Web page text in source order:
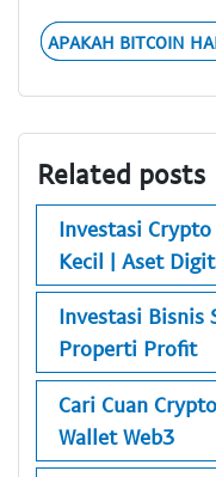
APAKAH BITCOIN
Related posts
Investasi
Kecil | Aset
Investasi Bisnis
Properti Profit
Cari Cuan
Wallet Web3